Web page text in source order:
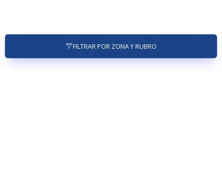
FILTRAR POR ZONA Y RUBRO